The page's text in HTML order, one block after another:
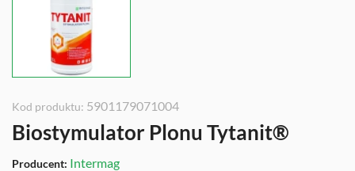
Kod produktu: 5901179071004
Biostymulator Plonu Tytanit®
Producent: Intermag